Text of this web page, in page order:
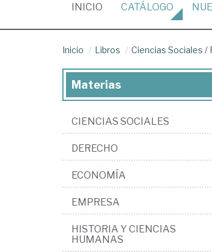
INICIO (CURRENT)
CATÁLOGO
Inicio Libros Ciencias Sociales /
Materias
CIENCIAS SOCIALES
DERECHO
ECONOMÍA
EMPRESA
HISTORIA Y CIENCIAS
HUMANAS